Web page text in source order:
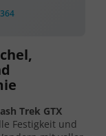
Trek GTX
Festigkeit und